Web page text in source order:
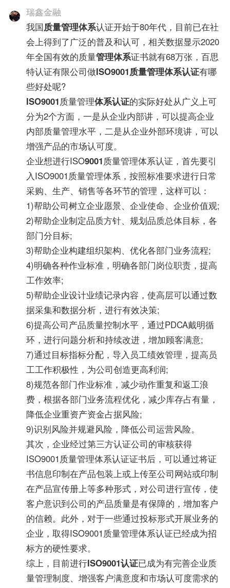
瑞鑫金融
我国质量管理体系认证开始于80年代，目前已在社
会上得到了广泛的普及和认可，相关数据显示2020
年全国有效的质量管理体系证书就有68万张，百思
特认证有限公司做ISO9001质量管理体系认证有哪
些好处呢?
ISO9001质量管理体系认证的实际好处从广义上可
分为2个方面，一是从企业内部讲，可以提高企业
内部质量管理水平，二是从企业外部环境讲，可以
增强产品的市场认可度。
企业想进行ISO9001质量管理体系认证，首先要引
入ISO9001质量管理体系，按照标准要求进行日常
采购、生产、销售等各环节的管理，这样可以：
1)帮助公司树立企业愿景、企业使命、企业价值观;
2)帮助企业制定品质方针、规划品质总体目标，各
部门分目标;
3)帮助企业构建组织架构、优化各部门业务流程;
4)明确各种作业标准，明确各部门岗位职责，提高
工作效率;
5)帮助企业设计业绩记录内容，使高层可以通过数
据采集和数据分析，进行有效决策;
6)提高公司产品质量控制水平，通过PDCA戴明循
环，进行问题分析和持续改进，增加顾客满意;
7)通过目标指标分配，导入员工绩效管理，提高员
工工作积极性，为公司创造更高利润;
8)规范各部门作业标准，减少动作重复和返工浪
费，根据各部门业务流程优化，减少库存占有量，
降低企业重资产资金占据风险;
9)识别风险并规避风险，降低公司运营风险。
其次，企业经过第三方认证公司的审核获得
ISO9001质量管理体系认证证书后，可以通过将证
书信息印制在产品包装上或上传至公司网站或印制
在产品宣传册上等多种形式，对公司进行宣传，使
客户意识到公司的产品质量是有保障的，增加客户
的信赖。此外，对于一些通过投标形式开展业务的
企业，取得ISO9001质量管理体系认证已经成为招
标方的硬性要求。
综上，目前进行ISO9001认证已成为有完善企业质
量管理制度、增强客户满意度和市场认可度需求的